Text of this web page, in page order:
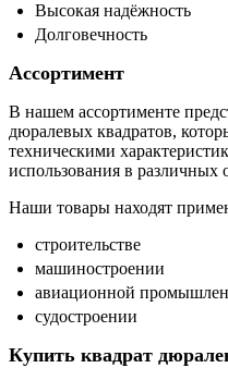
Высокая надёжность
Долговечность
Ассортимент
В нашем ассортименте
дюралевых квадратов,
техническими
использования в
Наши товары находят
строительстве
машиностроении
авиационной
судостроении
Купить квадрат